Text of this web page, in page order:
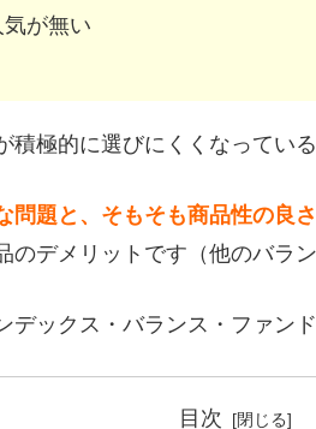
が無い
積極的に選びにくくなっている
問題と、そもそも商品性の良
のデメリットです（他のバラ
デックス・バランス・ファン
目次